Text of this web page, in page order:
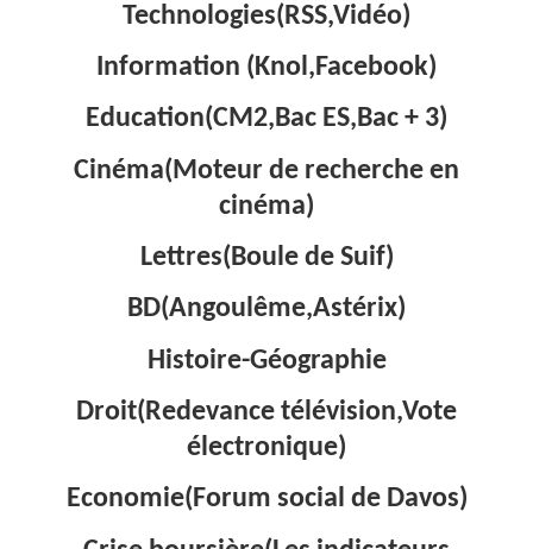
Technologies(RSS,Vidéo)
Information (Knol,Facebook)
Education(CM2,Bac ES,Bac + 3)
Cinéma(Moteur de recherche en
cinéma)
Lettres(Boule de Suif)
BD(Angoulême,Astérix)
Histoire-Géographie
Droit(Redevance télévision,Vote
électronique)
Economie(Forum social de Davos)